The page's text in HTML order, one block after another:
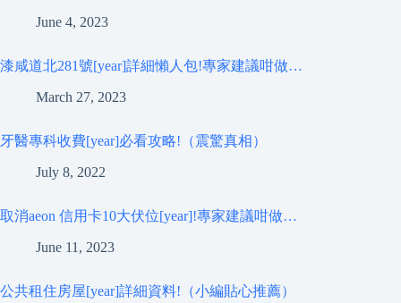
June 4, 2023
漆咸道北281號[year]詳細懶人包!專家建議咁做…
March 27, 2023
牙醫專科收費[year]必看攻略!（震驚真相）
July 8, 2022
取消aeon 信用卡10大伏位[year]!專家建議咁做…
June 11, 2023
公共租住房屋[year]詳細資料!（小編貼心推薦）